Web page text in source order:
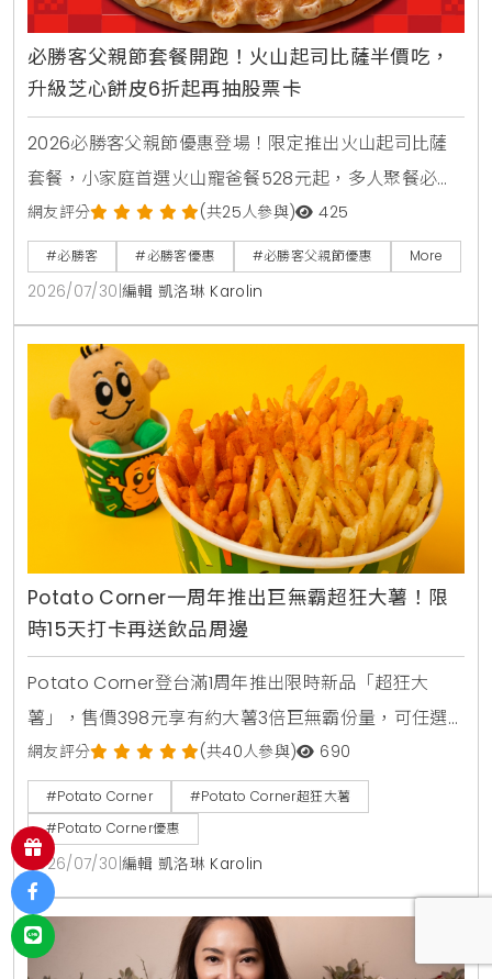
必勝客父親節套餐開跑！火山起司比薩半價吃，
升級芝心餅皮6折起再抽股票卡
2026必勝客父親節優惠登場！限定推出火山起司比薩
套餐，小家庭首選火山寵爸餐528元起，多人聚餐必備
火山芝心爸發餐888元起享雙大比薩。快閃6天爸氣開
吃餐外帶買大送大，升級芝心餅皮享6折優惠。PK APP
訂購省暑了小套餐只要399元起，再抽3萬元股票禮品
卡與威秀電影票，單點火山比薩享半價優惠。
網友評分 (共25人參與) 425
#必勝客 #必勝客優惠 #必勝客父親節優惠 More
2026/07/30 編輯 凱洛琳 Karolin
Potato Corner一周年推出巨無霸超狂大薯！限
時15天打卡再送飲品周邊
Potato Corner登台滿1周年推出限時新品「超狂大
薯」，售價398元享有約大薯3倍巨無霸份量，可任選3
種風味粉。2026年8月1日至8月15日活動期間購買超狂
大薯並完成社群打卡任務，免費送2杯消暑飲品，還可
以85元加購全台限量500個POCO磁吸迷你燈箱。
網友評分 (共40人參與) 690
#Potato Corner
#Potato Corner超狂大薯
#Potato Corner優惠
2026/07/30 編輯 凱洛琳 Karolin